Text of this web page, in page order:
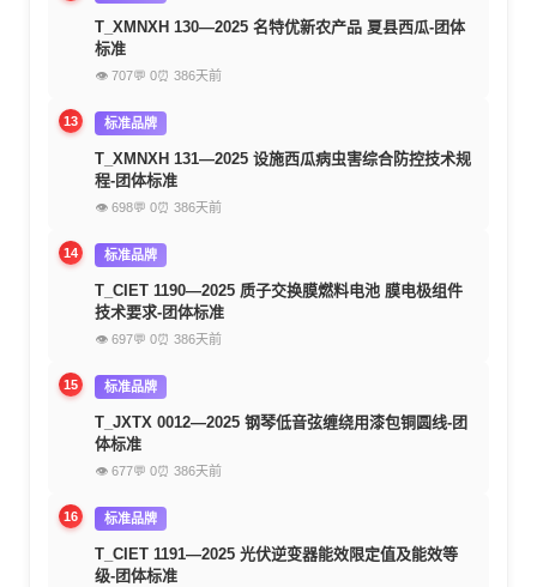
T_XMNXH 130—2025 名特优新农产品 夏县西瓜-团体
标准
👁 707💬 0⏰ 386天前
13 标准品牌
T_XMNXH 131—2025 设施西瓜病虫害综合防控技术规
程-团体标准
👁 698💬 0⏰ 386天前
14 标准品牌
T_CIET 1190—2025 质子交换膜燃料电池 膜电极组件
技术要求-团体标准
👁 697💬 0⏰ 386天前
15 标准品牌
T_JXTX 0012—2025 钢琴低音弦缠绕用漆包铜圆线-团
体标准
👁 677💬 0⏰ 386天前
16 标准品牌
T_CIET 1191—2025 光伏逆变器能效限定值及能效等
级-团体标准